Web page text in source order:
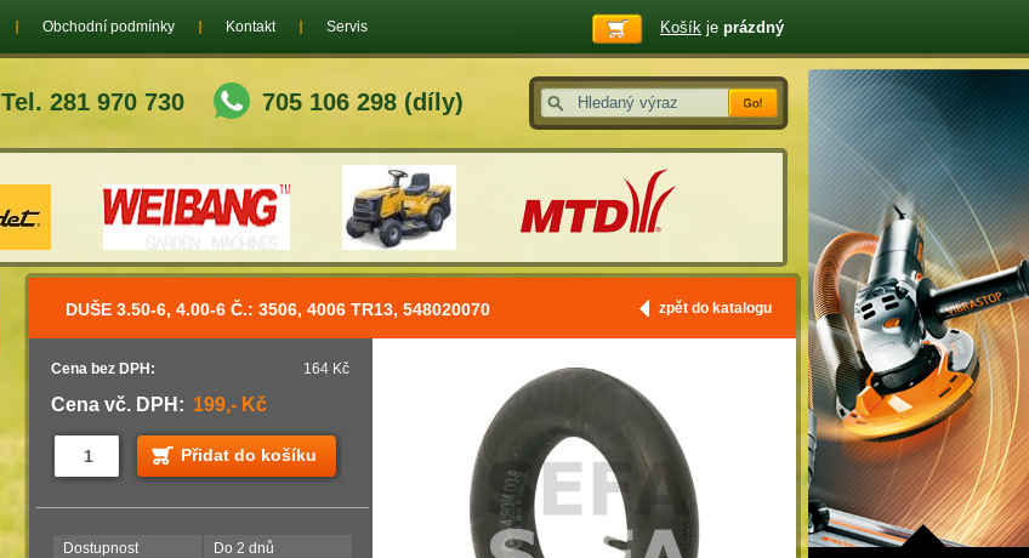
Tel. 281 970 730 705 106 298 (díly)
Obchodní podmínky Kontakt Servis Košík je prázdný
zpět do katalogu
DUŠE 3.50-6, 4.00-6 Č.: 3506, 4006 TR13, 548020070
Cena bez DPH: 164 Kč
Cena vč. DPH: 199,- Kč
Přidat do košíku
Dostupnost
Do 2 dnů